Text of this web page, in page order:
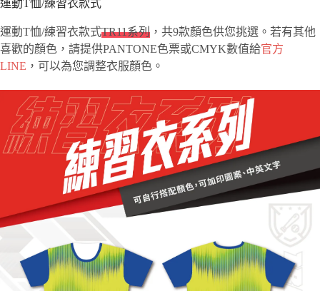
運動T恤/練習衣款式
運動T恤/練習衣款式TR11系列 ，共9款顏色供您挑選。若有其他
喜歡的顏色，請提供PANTONE色票或CMYK數值給官方
LINE ，可以為您調整衣服顏色。